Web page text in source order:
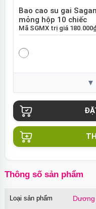
Bao cao su gai
mỏng hộp 10 chiếc
Mã SGMXtrị giá
Bao cao su Sagami
MãSGMEtrị giá120.000₫
Bao cao su Sagami
10 chiếc Nhật Bản
Củ sạc Hoco Mini
Thông số sản phẩm
Loại sản phẩm